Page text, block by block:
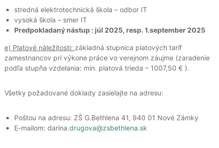
stredná elektrotechnická škola – odbor IT
vysoká škola – smer IT
Predpokladaný nástup : júl 2025, resp. 1.september 2025
e) Platové náležitosti: základná stupnica platových taríf
zamestnancov pri výkone práce vo verejnom záujme (zaradenie
podľa stupňa vzdelania: min. platová trieda – 1007,50 € ).
Všetky požadované doklady zasielajte na adresu:
Poštou na adresu: ZŠ G.Bethlena 41, 940 01 Nové Zámky
E-mailom: darina.drugova@zsbethlena.sk